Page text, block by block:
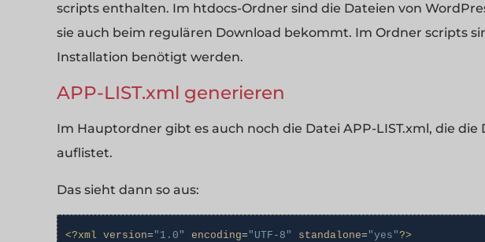
scripts enthalten. Im htdocs-Ordner sind die Dateien von
sie auch beim regulären Download bekommt. Im Ordner scripts
Installation benötigt werden.
APP-LIST.xml generieren
Im Hauptordner gibt es auch noch die Datei APP-LIST.xml, die die
auflistet.
Das sieht dann so aus:
<?xml version= "1.0" encoding= "UTF-8" standalone= "yes"?>